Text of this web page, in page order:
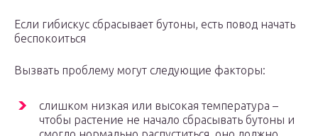
Если гибискус сбрасывает бутоны, есть повод начать
беспокоиться
Вызвать проблему могут следующие факторы:
слишком низкая или высокая температура –
чтобы растение не начало сбрасывать бутоны и